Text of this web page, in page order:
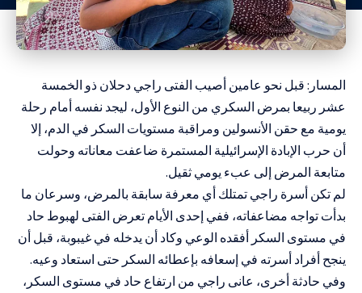
المسار: قبل نحو عامين أصيب الفتى راجي دحلان ذو الخمسة
عشر ربيعا بمرض السكري من النوع الأول، ليجد نفسه أمام رحلة
يومية مع حقن الأنسولين ومراقبة مستويات السكر في الدم، إلا
أن حرب الإبادة الإسرائيلية المستمرة ضاعفت معاناته وحولت
متابعة المرض إلى عبء يومي ثقيل.
لم تكن أسرة راجي تمتلك أي معرفة سابقة بالمرض، وسرعان ما
بدأت تواجه مضاعفاته، ففي إحدى الأيام تعرض الفتى لهبوط حاد
في مستوى السكر أفقده الوعي وكاد أن يدخله في غيبوبة، قبل أن
ينجح أفراد أسرته في إسعافه بإعطائه السكر حتى استعاد وعيه.
وفي حادثة أخرى، عانى راجي من ارتفاع حاد في مستوى السكر،